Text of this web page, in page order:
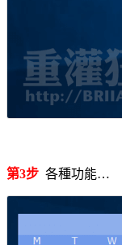
第3步 各種功能…